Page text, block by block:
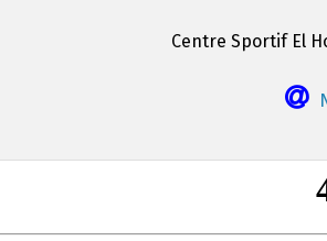
Centre Sportif El